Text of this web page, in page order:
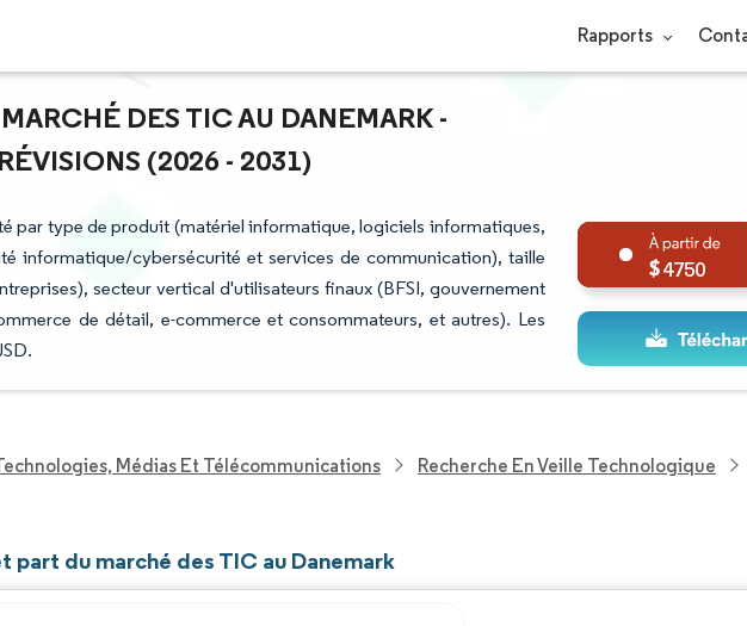
Rapports
DES TIC AU DANEMARK -
(2026 - 2031)
par type de produit (matériel informatique, logiciels informatiques,
informatique/cybersécurité et services de communication), taille
secteur vertical d'utilisateurs finaux (BFSI, gouvernement
de détail, e-commerce et consommateurs, et autres). Les
4750
Médias Et Télécommunications Recherche En Veille Technologique
part du marché des TIC au Danemark